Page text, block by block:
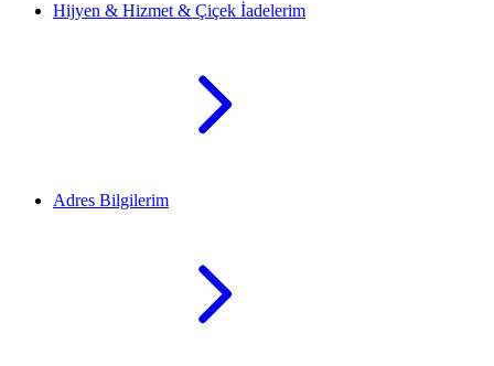
Hijyen & Hizmet & Çiçek İadelerim
Adres Bilgilerim